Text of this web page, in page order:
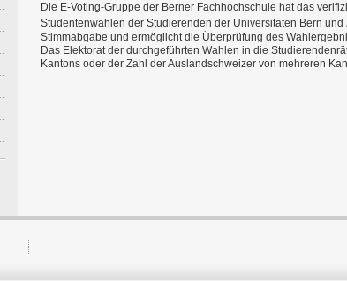
Die E-Voting-Gruppe der Berner Fachhochschule hat das
Studentenwahlen der Studierenden der Universitäten Bern
Stimmabgabe und ermöglicht die Überprüfung des
Das Elektorat der durchgeführten Wahlen in die
Kantons oder der Zahl der Auslandschweizer von mehreren